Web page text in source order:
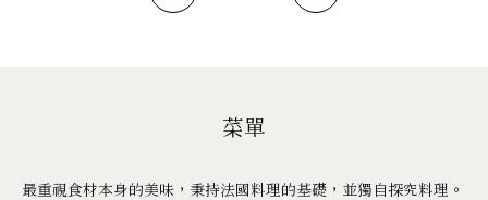
菜單
最重視食材本身的美味，秉持法國料理的基礎，並獨自探究料理。